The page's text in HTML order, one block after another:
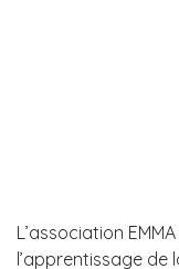
L’association
l’apprentissage de